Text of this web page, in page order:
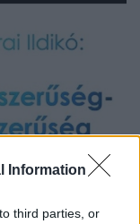
Information
third parties, or